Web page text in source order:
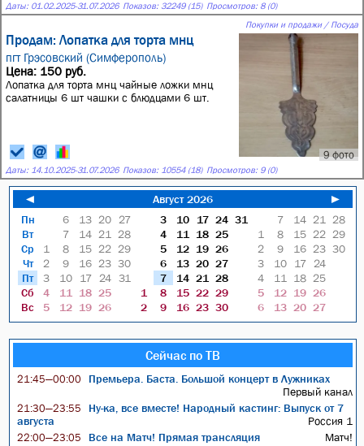
Даты: 01.02.2025-31.07.2026 Показов: 32249 (15) Просмотров: 8 (0)
Покупки и продажи / Посуда
Продам: Лопатка для торта мнц
пгт Грэсовский (Симферополь)
9 фото
Цена: 150 руб.
Лопатка для торта мнц чайные ложки мнц
салатницы 6 шт чашки с блюдцами 6 шт.
Даты: 14.10.2025-31.07.2026 Показов: 10554 (18) Просмотров: 9 (0)
◄ Август 2026
►
Пн
Вт
Ср
Чт
Пт
Сб
Вс
6 13 20
27
7
14 21
28
1
8 15 22 29
2
9 16 23 30
3
10 17 24 31
4
11 18 25
5
12 19 26
3 10 17 24 31
4
11 18 25
5
12 19 26
6
13 20 27
7
14 21
28
1
8 15 22 29
2
9 16 23 30
7 14 21
28
1
8 15 22 29
2
9 16 23 30
3
10 17
24
4
11 18 25
5
12 19 26
6
13 20 27
Сейчас по ТВ
21:45—00:00
Премьера. Баста. Большой концерт в Лужниках
Первый канал
21:30—23:55
Ну-ка, все вместе! Народный кастинг: Выпуск от 7
августа
Россия 1
22:00—23:05 Все на Матч! Прямая трансляция Матч!